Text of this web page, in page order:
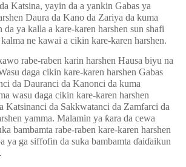
Katsina, yayin da a yankin Gabas ya
Daura da Kano da Zariya da kuma
da ya kalla a kare-karen harshen sun shafi
ne kawai a cikin kare-karen harshen.
rabe-raben karin harshen Hausa biyu na
daga cikin kare-karen harshen Gabas
da Dauranci da Kanonci da kuma
wasu daga cikin kare-karen harshen
Katsinanci da Sakkwatanci da Zamfarci da
yamma. Malamin ya ƙara da cewa
bambamta rabe-raben kare-karen harshen
ya ga siffofin da suka bambamta ɗaiɗaikun